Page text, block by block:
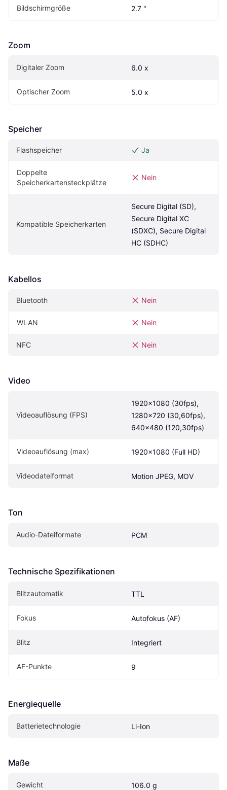
Bildschirmgröße 2.7 "
Zoom
Digitaler Zoom 6.0 x
Optischer Zoom 5.0 x
Speicher
Flashspeicher Ja
Doppelte
Speicherkartensteckplätze
Nein
Kompatible Speicherkarten
Secure Digital (SD),
Secure Digital XC
(SDXC), Secure Digital
HC (SDHC)
Kabellos
Bluetooth Nein
WLAN Nein
NFC Nein
Video
Videoauflösung (FPS)
1920x1080 (30fps),
1280x720 (30,60fps),
640x480 (120,30fps)
Videoauflösung (max) 1920x1080 (Full HD)
Videodateiformat Motion JPEG, MOV
Ton
Audio-Dateiformate PCM
Technische Spezifikationen
Blitzautomatik TTL
Fokus Autofokus (AF)
Blitz Integriert
AF-Punkte 9
Energiequelle
Batterietechnologie Li-Ion
Maße
Gewicht 106.0 g